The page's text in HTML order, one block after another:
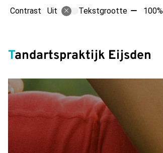
Contrast Uit Tekstgrootte Tekst100%
Tandartspraktijk Eijsden